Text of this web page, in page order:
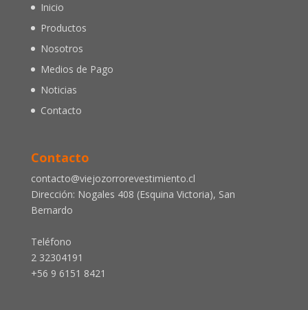
Inicio
Productos
Nosotros
Medios de Pago
Noticias
Contacto
Contacto
contacto@viejozorrorevestimiento.cl
Dirección: Nogales 408 (Esquina Victoria), San
Bernardo
Teléfono
2 32304191
+56 9 6151 8421